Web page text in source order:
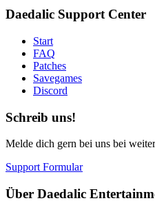
Daedalic Support Center
Start
FAQ
Patches
Savegames
Discord
Schreib uns!
Melde dich gern bei uns bei
Support Formular
Über Daedalic